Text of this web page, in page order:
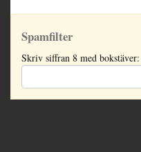
Spamfilter
Skriv siffran 8 med bokstäver: